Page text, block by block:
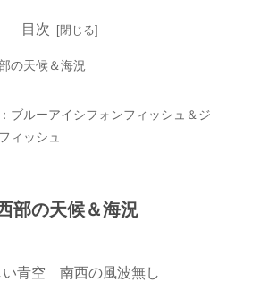
目次
の天候＆海況
ブルーアイシフォンフィッシュ＆ジ
ィッシュ
部の天候＆海況
い青空 南西の風波無し